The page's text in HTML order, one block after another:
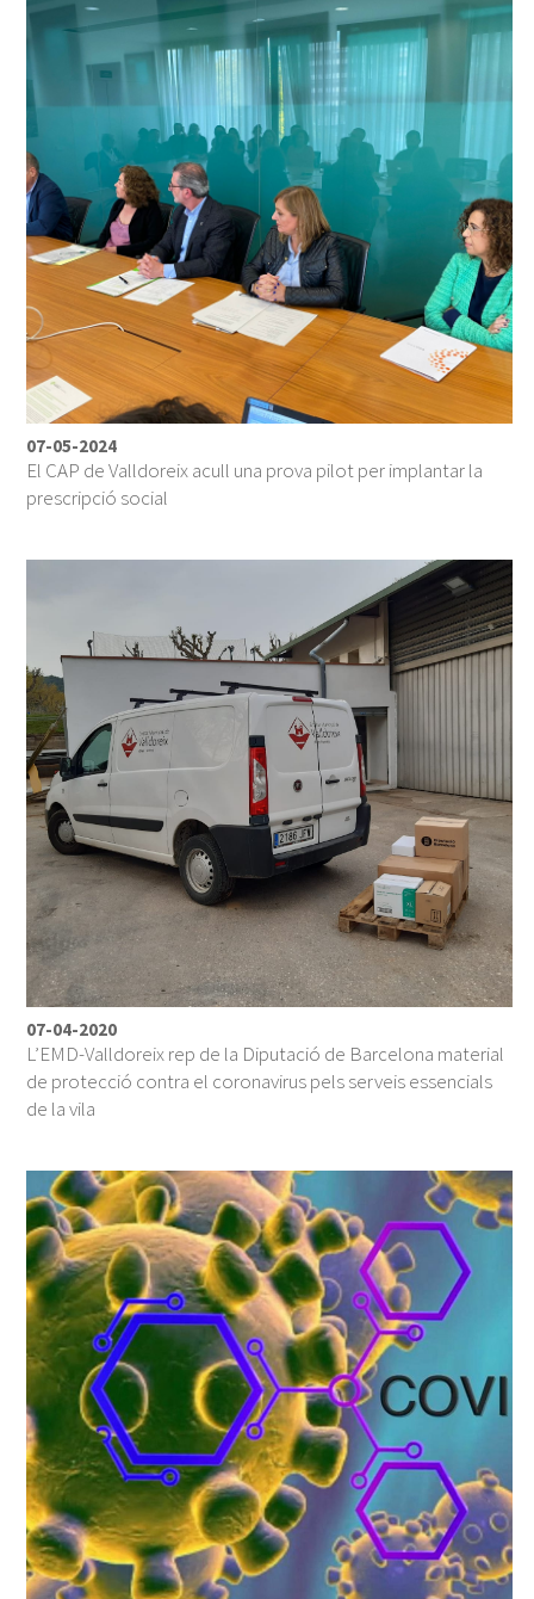
07-05-2024
El CAP de Valldoreix acull una prova pilot per implantar la
prescripció social
07-04-2020
L’EMD-Valldoreix rep de la Diputació de Barcelona material
de protecció contra el coronavirus pels serveis essencials
de la vila